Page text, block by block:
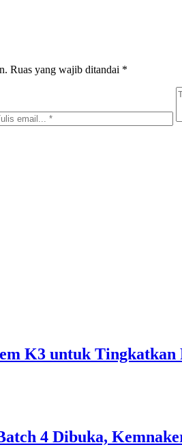
Ruas yang wajib ditandai *
K3 untuk Tingkatkan
4 Dibuka,